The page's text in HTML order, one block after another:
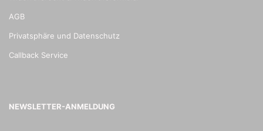
AGB
Privatsphäre und Datenschutz
Callback Service
NEWSLETTER-ANMELDUNG